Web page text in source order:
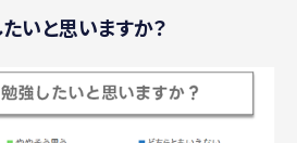
いと思いますか？